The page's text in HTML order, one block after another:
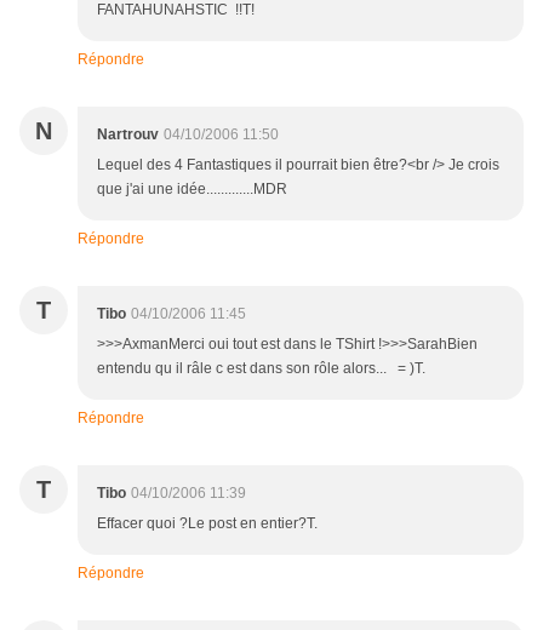
FANTAHUNAHSTIC !!T!
Répondre
N Nartrouv 04/10/2006 11:50
Lequel des 4 Fantastiques il pourrait bien être?<br /> Je crois
que j'ai une idée.............MDR
Répondre
T Tibo 04/10/2006 11:45
>>>AxmanMerci oui tout est dans le TShirt !>>>SarahBien
entendu qu il râle c est dans son rôle alors... = )T.
Répondre
T Tibo 04/10/2006 11:39
Effacer quoi ?Le post en entier?T.
Répondre